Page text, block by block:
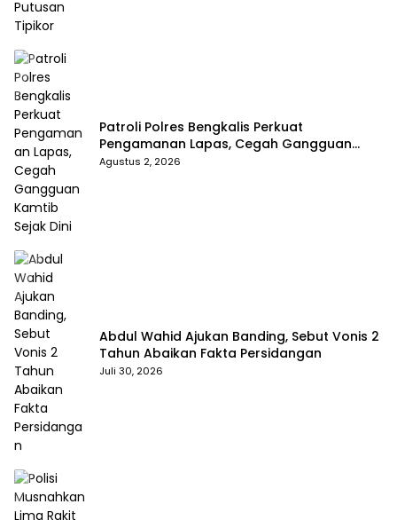
Patroli Polres Bengkalis Perkuat
Pengamanan Lapas, Cegah Gangguan
Kamtib Sejak Dini
Agustus 2, 2026
Abdul Wahid Ajukan Banding, Sebut Vonis 2
Tahun Abaikan Fakta Persidangan
Juli 30, 2026